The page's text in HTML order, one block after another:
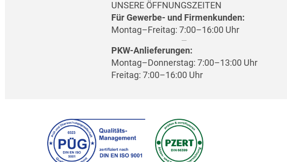
UNSERE ÖFFNUNGSZEITEN
Für Gewerbe- und Firmenkunden:
Montag–Freitag: 7:00–16:00 Uhr
PKW-Anlieferungen:
Montag–Donnerstag: 7:00–13:00 Uhr
Freitag: 7:00–16:00 Uhr